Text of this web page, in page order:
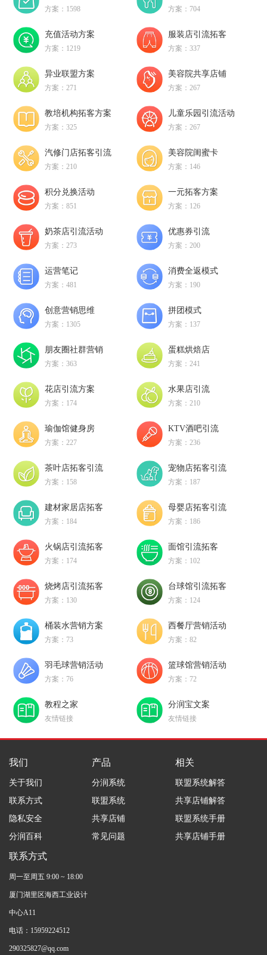
方案：1598 方案：704
充值活动方案
方案：1219
服装店引流拓客
方案：337
异业联盟方案
方案：271
美容院共享店铺
方案：267
教培机构拓客方案
方案：325
儿童乐园引流活动
方案：267
汽修门店拓客引流
方案：210
美容院闺蜜卡
方案：146
积分兑换活动
方案：851
一元拓客方案
方案：126
奶茶店引流活动
方案：273
优惠券引流
方案：200
运营笔记
方案：481
消费全返模式
方案：190
创意营销思维
方案：1305
拼团模式
方案：137
朋友圈社群营销
方案：363
蛋糕烘焙店
方案：241
花店引流方案
方案：174
水果店引流
方案：210
瑜伽馆健身房
方案：227
KTV酒吧引流
方案：236
茶叶店拓客引流
方案：158
宠物店拓客引流
方案：187
建材家居店拓客
方案：184
母婴店拓客引流
方案：186
火锅店引流拓客
方案：174
面馆引流拓客
方案：102
烧烤店引流拓客
方案：130
台球馆引流拓客
方案：124
桶装水营销方案
方案：73
西餐厅营销活动
方案：82
羽毛球营销活动
方案：76
篮球馆营销活动
方案：72
教程之家
友情链接
分润宝文案
友情链接
我们
关于我们
联系方式
隐私安全
分润百科
产品
分润系统
联盟系统
共享店铺
常见问题
相关
联盟系统解答
共享店铺解答
联盟系统手册
共享店铺手册
联系方式
周一至周五 9:00 ~ 18:00
厦门湖里区海西工业设计
中心A11
电话：15959224512
290325827@qq.com